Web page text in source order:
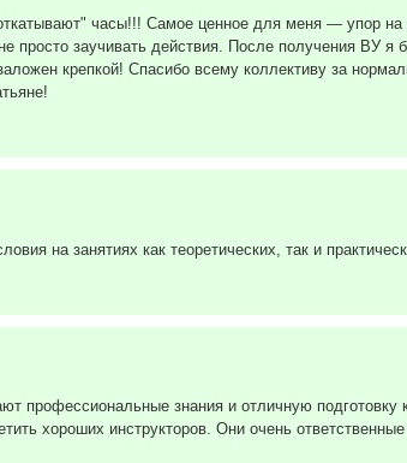
часы!!! Самое ценное для меня — упор
просто заучивать действия. После получения ВУ я
крепкой! Спасибо всему коллективу за
на занятиях как теоретических, так и
профессиональные знания и отличную
хороших инструкторов. Они очень